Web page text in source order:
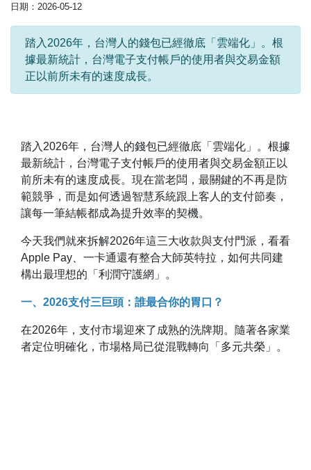
日期：2026-05-12
踏入2026年，台灣人的錢包已經徹底「雲端化」。根
據最新統計，台灣電子支付帳戶的使用者與交易金額
正以前所未有的速度成長。
踏入2026年，台灣人的錢包已經徹底「雲端化」。根據
最新統計，台灣電子支付帳戶的使用者與交易金額正以
前所未有的速度成長。現在當老闆，最關鍵的不再是防
範競爭，而是如何透過智慧系統跟上客人的支付節奏，
讓每一筆結帳都成為提升效率的契機。
今天我們就來拆解2026年這三大收款與支付門派，看看
Apple Pay、一卡通還有整合大師英特拉，如何共同建
構出最理想的「利潤守護網」。
一、2026支付三巨頭：誰最合你的胃口？
在2026年，支付市場迎來了成熟的洗牌期。隨著各家業
者定位明確化，市場格局已從混戰轉向「多元共榮」。